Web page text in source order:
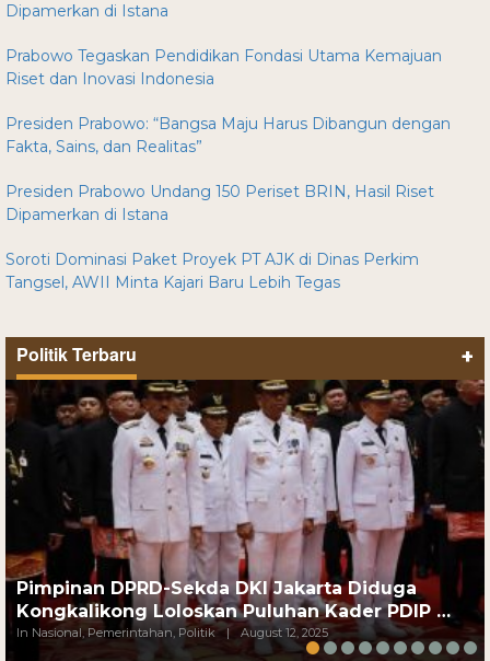
Dipamerkan di Istana
Prabowo Tegaskan Pendidikan Fondasi Utama Kemajuan
Riset dan Inovasi Indonesia
Presiden Prabowo: “Bangsa Maju Harus Dibangun dengan
Fakta, Sains, dan Realitas”
Presiden Prabowo Undang 150 Periset BRIN, Hasil Riset
Dipamerkan di Istana
Soroti Dominasi Paket Proyek PT AJK di Dinas Perkim
Tangsel, AWII Minta Kajari Baru Lebih Tegas
Politik Terbaru +
Pimpinan DPRD-Sekda DKI Jakarta Diduga
Kongkalikong Loloskan Puluhan Kader PDIP …
In Nasional, Pemerintahan, Politik | August 12, 2025